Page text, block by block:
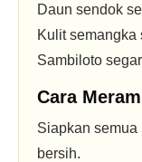
Daun sendok
Kulit semangka
Sambiloto
Cara
Siapkan
bersih.